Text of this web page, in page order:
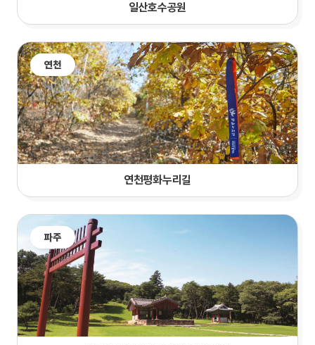
일산호수공원
연천
연천평화누리길
파주